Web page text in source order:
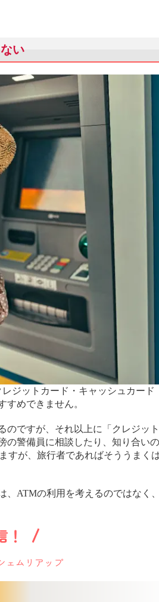
い
ジットカード・キャッシュカード
めできません。
のですが、それ以上に「クレジッ
の警備員に相談したり、知り合い
すが、旅行者であればそううまく
、ATMの利用を考えるのではなく